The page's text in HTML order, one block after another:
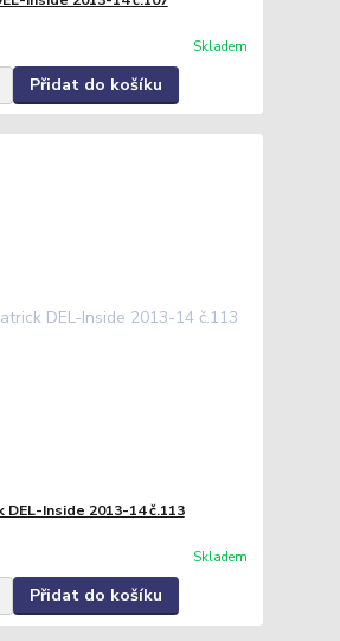
Skladem
Přidat do košíku
DEL-Inside 2013-14 č.113
Skladem
Přidat do košíku